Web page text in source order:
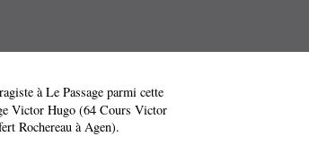
à Le Passage parmi cette
Victor Hugo (64 Cours Victor
Rochereau à Agen).